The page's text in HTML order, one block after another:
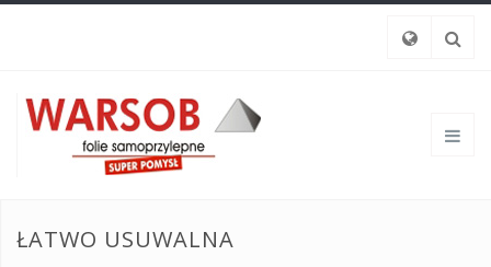
ŁATWO USUWALNA